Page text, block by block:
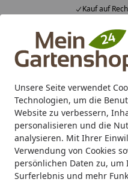
Unsere Seite verwendet
Technologien, um die
Website zu verbessern,
personalisieren und die
analysieren. Mit Ihrer
Verwendung von Cookies
persönlichen Daten zu,
Surferlebnis und mehr
Kauf auf
Alle Produkte
Mein Konto
Suchen